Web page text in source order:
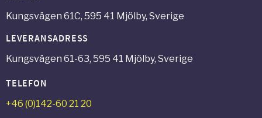
Kungsvägen 61C, 595 41 Mjölby, Sverige
LEVERANSADRESS
Kungsvägen 61-63, 595 41 Mjölby, Sverige
TELEFON
+46 (0)142-60 21 20